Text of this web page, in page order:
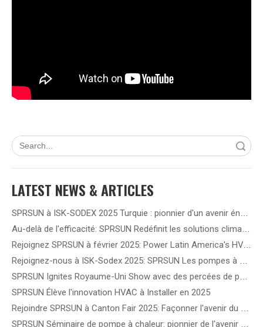
LATEST NEWS & ARTICLES
Rejoignez SPRSUN à février 2025: Power Latin America's HVAC Future!
SPRSUN Élève l'innovation HVAC à Installer en 2025